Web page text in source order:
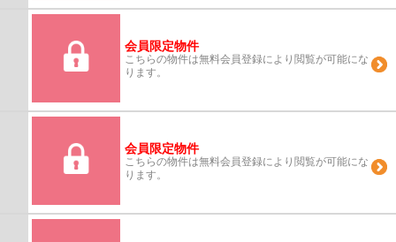
会員限定物件
こちらの物件は無料会員登録により閲覧が可能にな
ります。
会員限定物件
こちらの物件は無料会員登録により閲覧が可能にな
ります。